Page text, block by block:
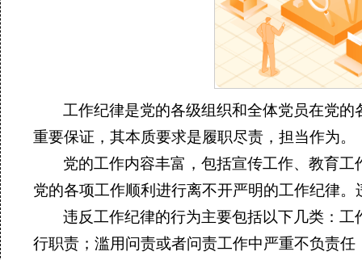
工作纪律是党的各级组织和全体党员在党
重要保证，其本质要求是履职尽责，担当作为。
党的工作内容丰富，包括宣传工作、教育
党的各项工作顺利进行离不开严明的工作纪律
违反工作纪律的行为主要包括以下几类：
行职责；滥用问责或者问责工作中严重不负责